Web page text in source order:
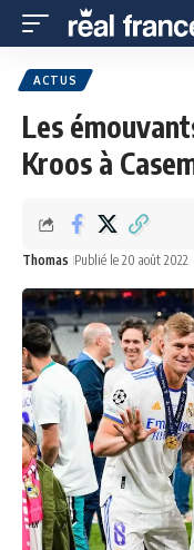
ACTUS
Les
Kroos à
Thomas Publié le 20 août 2022